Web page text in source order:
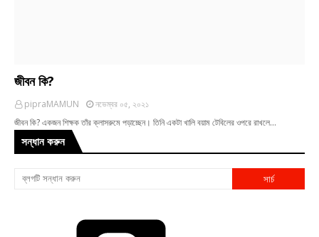
জীবন কি?
pipraMAMUN
নভেম্বর ০৫, ২০২১
জীবন কি? একজন শিক্ষক তাঁর ক্লাসরুমে পড়াচ্ছেন। তিনি একটা খালি বয়াম টেবিলের ওপরে রাখলে…
সন্ধান করুন